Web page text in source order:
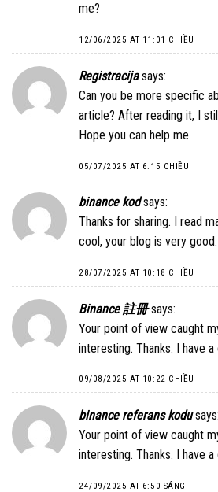
me?
12/06/2025 AT 11:01 CHIỀU
Registracija says:
Can you be more specific
article? After reading it, I
Hope you can help me.
05/07/2025 AT 6:15 CHIỀU
binance kod says:
Thanks for sharing. I read
cool, your blog is very good.
28/07/2025 AT 10:18 CHIỀU
Binance 註冊 says:
Your point of view caught
interesting. Thanks. I have
09/08/2025 AT 10:22 CHIỀU
binance referans kodu says:
Your point of view caught
interesting. Thanks. I have
24/09/2025 AT 6:50 SÁNG